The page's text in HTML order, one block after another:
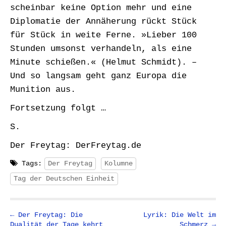
scheinbar keine Option mehr und eine
Diplomatie der Annäherung rückt Stück
für Stück in weite Ferne. »Lieber 100
Stunden umsonst verhandeln, als eine
Minute schießen.« (Helmut Schmidt). –
Und so langsam geht ganz Europa die
Munition aus.
Fortsetzung folgt …
S.
Der Freytag: DerFreytag.de
Tags: Der Freytag
Kolumne
Tag der Deutschen Einheit
P
← Der Freytag: Die
Lyrik: Die Welt im